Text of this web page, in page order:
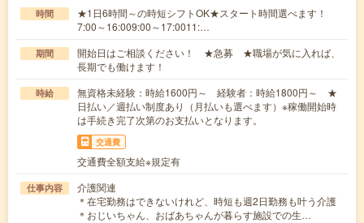
時間
★1日6時間～の時短シフトOK★スタート時間選べます！
7:00～16:009:00～17:0011:…
期間
開始日はご相談ください！ ★急募 ★職場が気に入れば、
長期でも働けます！
時給
無資格未経験：時給1600円～ 経験者：時給1800円～ ★
日払い／週払い制度あり（月払いも選べます）※稼働開始時
は手続き完了次第のお支払いとなります。
交通費
交通費全額支給※規定有
仕事内容
介護関連
＊在宅勤務はできないけれど、時短も週2日勤務も叶う介護
＊おじいちゃん、おばあちゃんが暮らす施設での生…